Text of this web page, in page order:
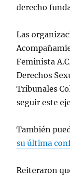
derecho
Las
Feminista
Derechos
Tribunales
seguir este
También
su última
Reiteraron